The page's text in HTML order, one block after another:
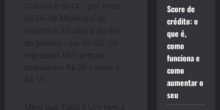
Cultura e da Oi – por meio
da Lei de Municipal de
Incentivo à Cultura do Rio
de Janeiro – Lei do ISS. Os
ingressos têm preços
populares: R$ 20 e meia a
R$ 10.
Meio que Tudo É Um tem a
Score de
crédito: o
que é,
como
funciona e
como
aumentar o
seu